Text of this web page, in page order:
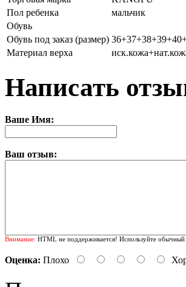
Пол ребенка
мальчик
Обувь
Обувь под заказ (размер)
Материал верха
Написать
Ваше Имя:
Ваш отзыв:
Внимание: HTML не поддерживается! Используйте обычный
Оценка: Плохо